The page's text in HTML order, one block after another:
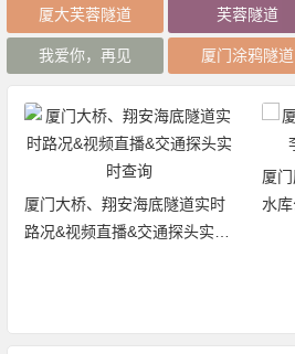
厦大芙蓉隧道 芙蓉隧道
我爱你，再见 厦门涂鸦隧道
厦门历史”第一水库”变身 上李
水库公园的前世今生